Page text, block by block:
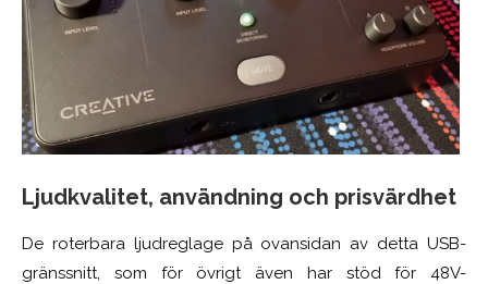
Ljudkvalitet, användning och prisvärdhet
De roterbara ljudreglage på ovansidan av detta USB-
gränssnitt, som för övrigt även har stöd för 48V-